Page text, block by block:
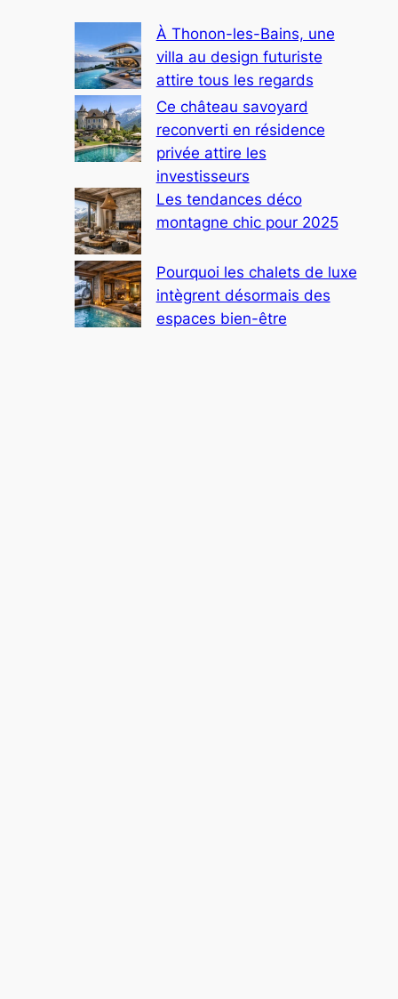
À Thonon-les-Bains, une
villa au design futuriste
attire tous les regards
Ce château savoyard
reconverti en résidence
privée attire les
investisseurs
Les tendances déco
montagne chic pour 2025
Pourquoi les chalets de luxe
intègrent désormais des
espaces bien-être